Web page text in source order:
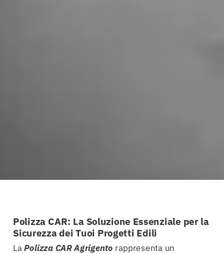
Polizza CAR: La Soluzione Essenziale per la
Sicurezza dei Tuoi Progetti Edili
LaPolizza CAR Agrigento rappresenta un